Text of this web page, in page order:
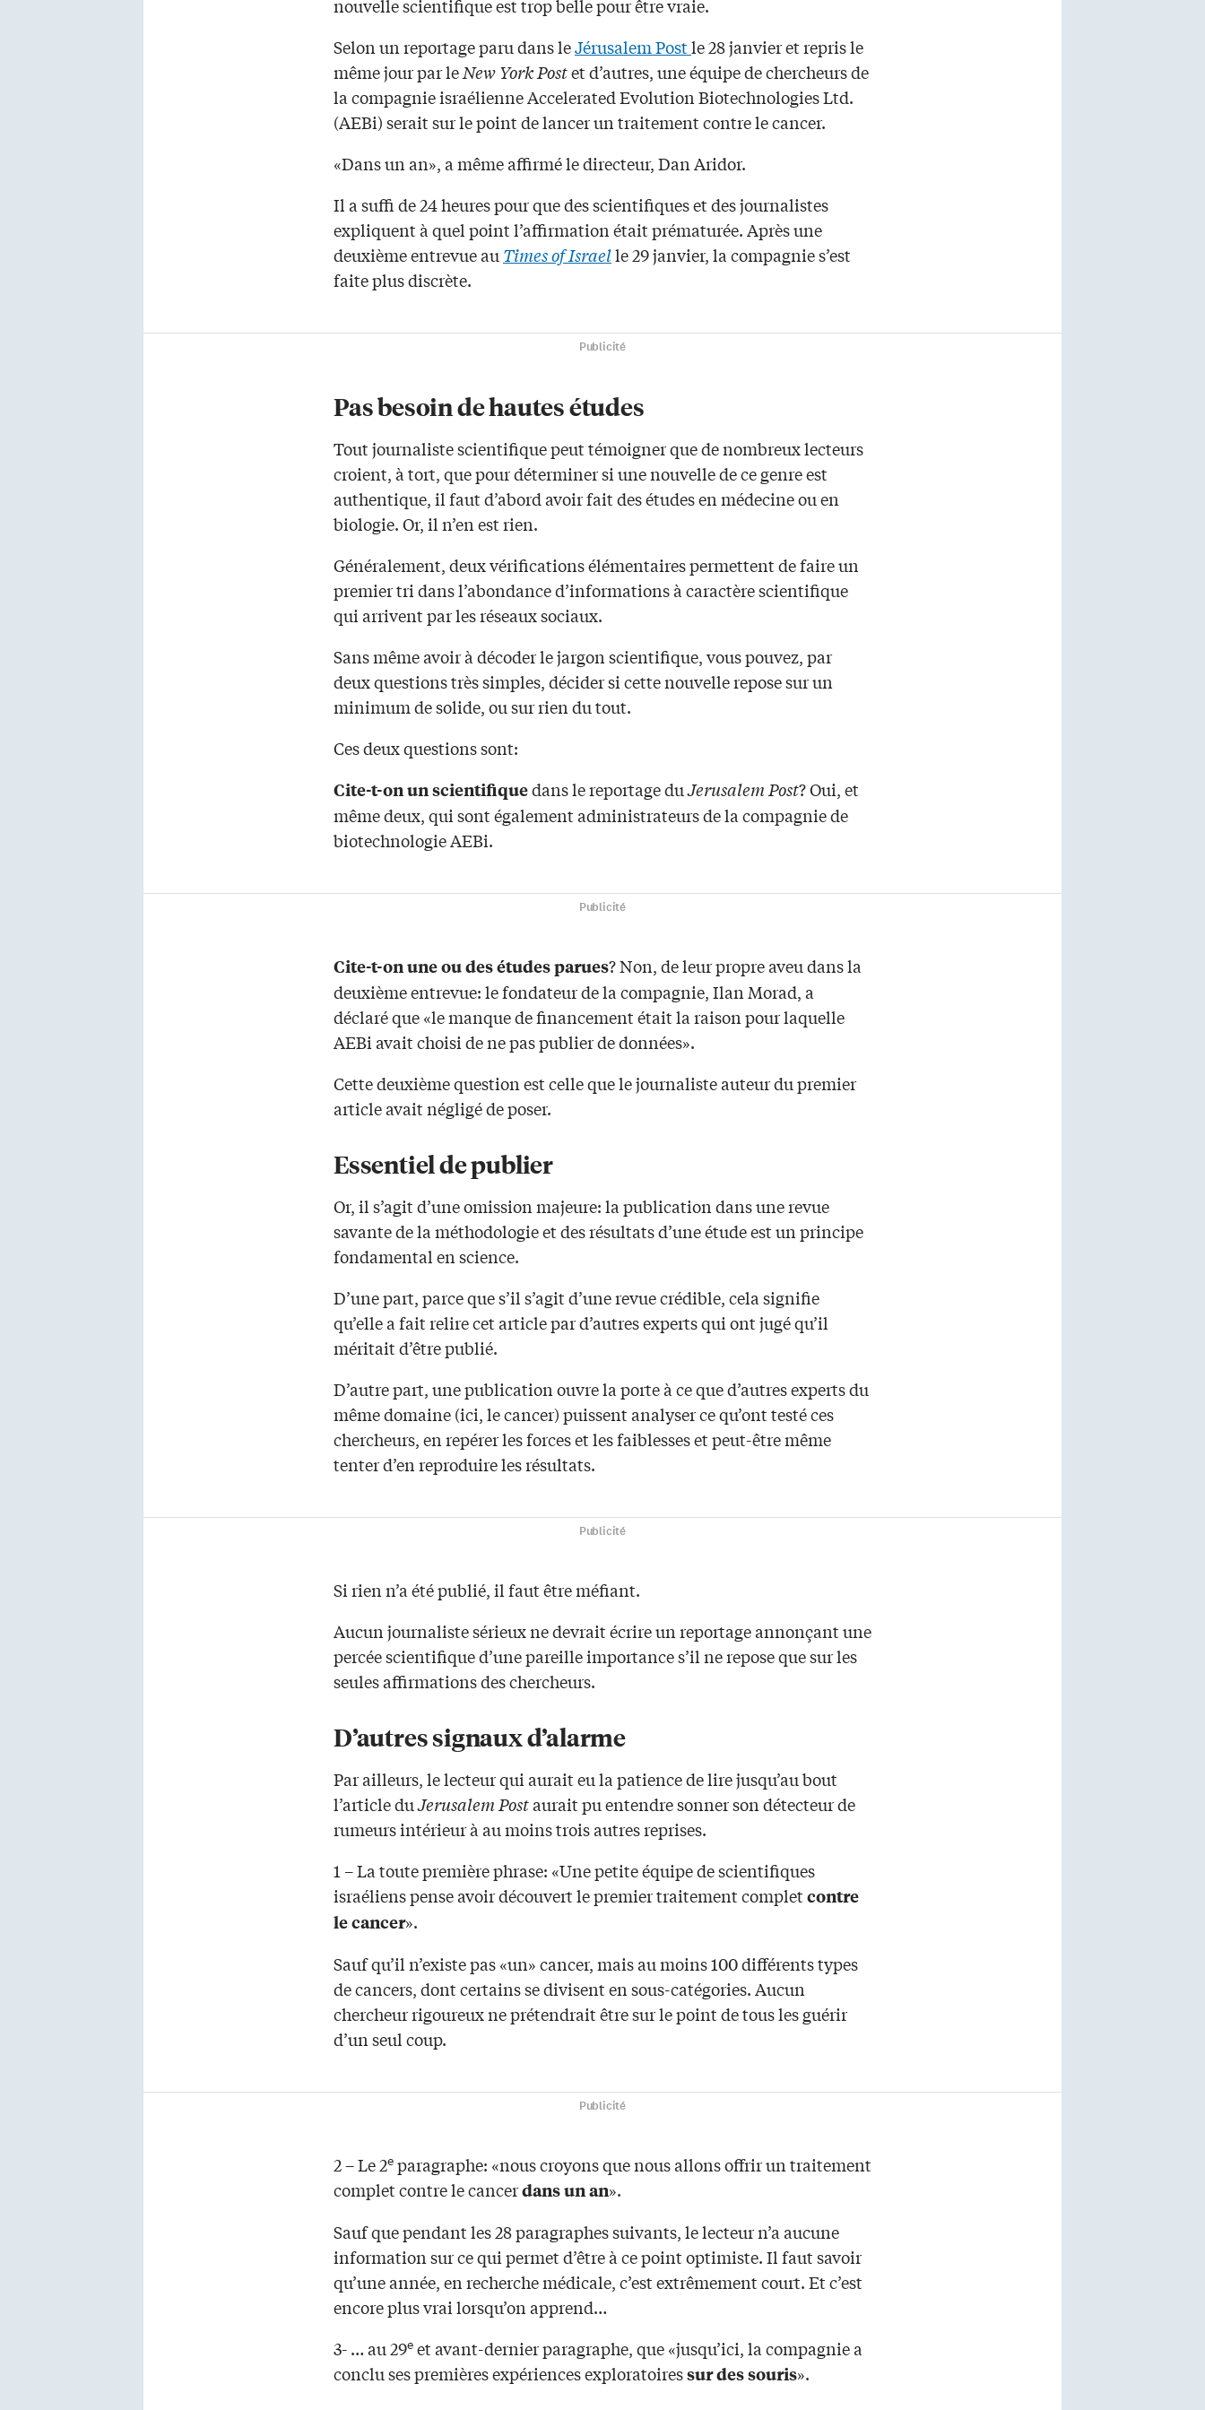
nouvelle scientifique est trop belle pour être vraie.
Selon un reportage paru dans leJérusalem Postle 28 janvier et repris le
même jour par leNew York Postet d’autres, une équipe de chercheurs de
la compagnie israélienne Accelerated Evolution Biotechnologies Ltd.
(AEBi) serait sur le point de lancer un traitement contre le cancer.
«Dans un an», a même affirmé le directeur, Dan Aridor.
Il a suffi de 24 heures pour que des scientifiques et des journalistes
expliquent à quel point l’affirmation était prématurée. Après une
deuxième entrevue auTimes of Israelle 29 janvier, la compagnie s’est
faite plus discrète.
Publicité
Pas besoin de hautes études
Tout journaliste scientifique peut témoigner que de nombreux lecteurs
croient, à tort, que pour déterminer si une nouvelle de ce genre est
authentique, il faut d’abord avoir fait des études en médecine ou en
biologie. Or, il n’en est rien.
Généralement, deux vérifications élémentaires permettent de faire un
premier tri dans l’abondance d’informations à caractère scientifique
qui arrivent par les réseaux sociaux.
Sans même avoir à décoder le jargon scientifique, vous pouvez, par
deux questions très simples, décider si cette nouvelle repose sur un
minimum de solide, ou sur rien du tout.
Ces deux questions sont:
Cite-t-on un scientifiquedans le reportage duJerusalem Post? Oui, et
même deux, qui sont également administrateurs de la compagnie de
biotechnologie AEBi.
Publicité
Cite-t-on une ou des études parues? Non, de leur propre aveu dans la
deuxième entrevue: le fondateur de la compagnie, Ilan Morad, a
déclaré que «le manque de financement était la raison pour laquelle
AEBi avait choisi de ne pas publier de données».
Cette deuxième question est celle que le journaliste auteur du premier
article avait négligé de poser.
Essentiel de publier
Or, il s’agit d’une omission majeure: la publication dans une revue
savante de la méthodologie et des résultats d’une étude est un principe
fondamental en science.
D’une part, parce que s’il s’agit d’une revue crédible, cela signifie
qu’elle a fait relire cet article par d’autres experts qui ont jugé qu’il
méritait d’être publié.
D’autre part, une publication ouvre la porte à ce que d’autres experts du
même domaine (ici, le cancer) puissent analyser ce qu’ont testé ces
chercheurs, en repérer les forces et les faiblesses et peut-être même
tenter d’en reproduire les résultats.
Publicité
Si rien n’a été publié, il faut être méfiant.
Aucun journaliste sérieux ne devrait écrire un reportage annonçant une
percée scientifique d’une pareille importance s’il ne repose que sur les
seules affirmations des chercheurs.
D’autres signaux d’alarme
Par ailleurs, le lecteur qui aurait eu la patience de lire jusqu’au bout
l’article duJerusalem Postaurait pu entendre sonner son détecteur de
rumeurs intérieur à au moins trois autres reprises.
1 – La toute première phrase: «Une petite équipe de scientifiques
israéliens pense avoir découvert le premier traitement completcontre
le cancer».
Sauf qu’il n’existe pas «un» cancer, mais au moins 100 différents types
de cancers, dont certains se divisent en sous-catégories. Aucun
chercheur rigoureux ne prétendrait être sur le point de tous les guérir
d’un seul coup.
Publicité
2 – Le 2e paragraphe: «nous croyons que nous allons offrir un traitement
complet contre le cancerdans un an».
Sauf que pendant les 28 paragraphes suivants, le lecteur n’a aucune
information sur ce qui permet d’être à ce point optimiste. Il faut savoir
qu’une année, en recherche médicale, c’est extrêmement court. Et c’est
encore plus vrai lorsqu’on apprend…
3- … au 29e et avant-dernier paragraphe, que «jusqu’ici, la compagnie a
conclu ses premières expériences exploratoiressur des souris».